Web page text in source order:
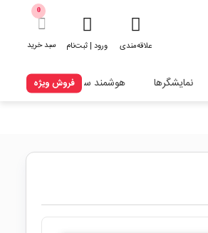
علاقه‌مندی ورود | ثبت‌نام
0
سبد خرید
نمایشگرها هوشمند سازیفروش ویژه